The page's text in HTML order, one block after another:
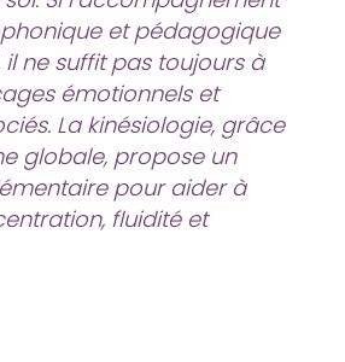
et pédagogique
il ne suffit pas toujours à
émotionnels et
La kinésiologie, grâce
globale, propose un
pour aider à
fluidité et